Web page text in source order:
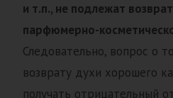
и т.п., не подлежат
парфюмерно-
Следовательно, вопрос о
возврату духи хорошего
получать отрицательный